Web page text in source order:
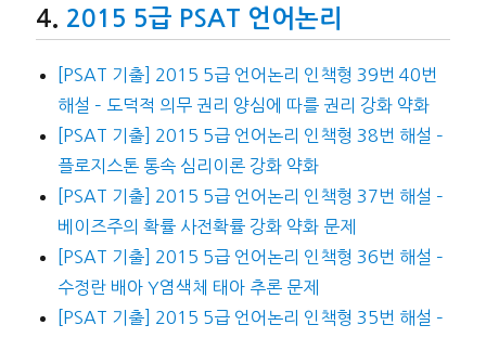
2015 5급 PSAT 언어논리
[PSAT 기출] 2015 5급 언어논리 인책형 39번 40번
해설 – 도덕적 의무 권리 양심에 따를 권리 강화 약화
[PSAT 기출] 2015 5급 언어논리 인책형 38번 해설 –
플로지스톤 통속 심리이론 강화 약화
[PSAT 기출] 2015 5급 언어논리 인책형 37번 해설 –
베이즈주의 확률 사전확률 강화 약화 문제
[PSAT 기출] 2015 5급 언어논리 인책형 36번 해설 –
수정란 배아 Y염색체 태아 추론 문제
[PSAT 기출] 2015 5급 언어논리 인책형 35번 해설 –